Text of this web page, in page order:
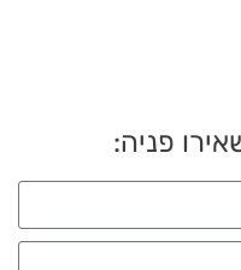
פניה: